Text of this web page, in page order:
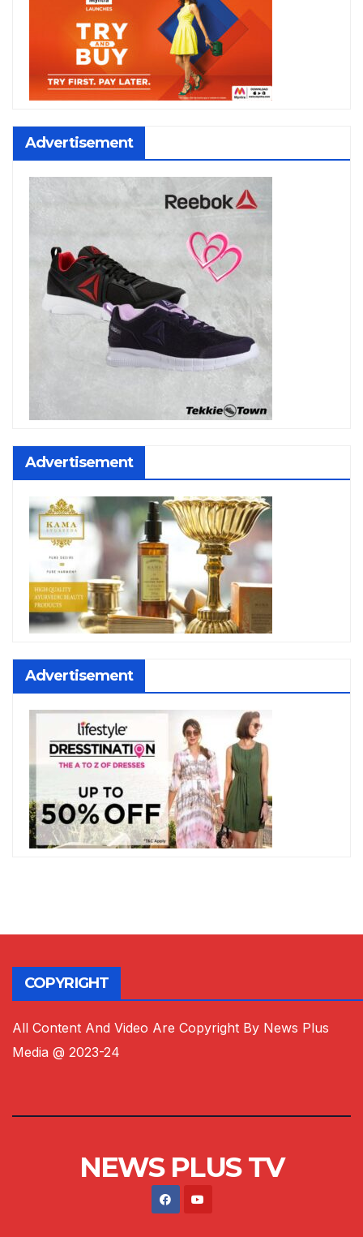
Advertisement
Advertisement
Advertisement
COPYRIGHT
All Content And Video Are Copyright By News Plus
Media @ 2023-24
NEWS PLUS TV